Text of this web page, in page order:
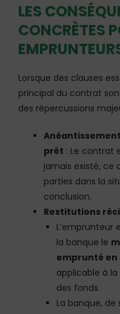
LES
CONCRÈTES
Lorsque des clauses
principal du contrat
des répercussions
prêt : Le contrat
jamais existé, ce
parties dans la
conclusion.
Restitutions
L’emprunteur
la banque le
emprunté en
applicable à
des fonds.
La banque,